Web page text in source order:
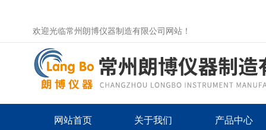
欢迎光临常州朗博仪器制造有限公司网站！
网站首页 关于我们 产品中心